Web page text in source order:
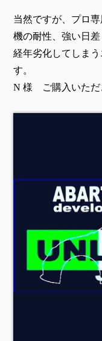
当然ですが、プロ
機の耐性、強い日差
経年劣化してしま
す。
N 様 ご購入いただ